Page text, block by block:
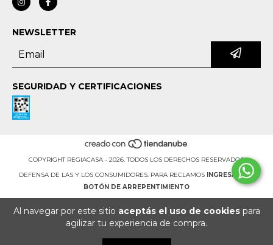
Al navegar por este sitio aceptás el uso de cookiespara
agilizar tu experiencia de compra.
NEWSLETTER
SEGURIDAD Y CERTIFICACIONES
COPYRIGHT REGIACASA - 2026. TODOS LOS DERECHOS RESERVADOS.
DEFENSA DE LAS Y LOS CONSUMIDORES. PARA RECLAMOS
INGRESÁ ACÁ.
BOTÓN DE ARREPENTIMIENTO